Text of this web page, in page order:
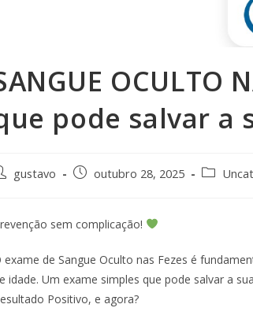
OCULTO
pode salvar a
gustavo outubro 28, 2025
sem complicação!
exame de Sangue Oculto nas Fezes é
idade. Um exame simples que pode salvar a
Positivo, e agora?